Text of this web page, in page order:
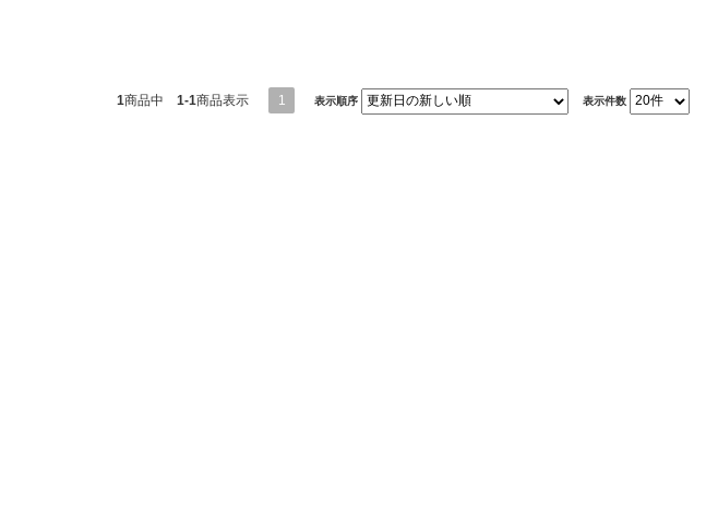
1商品中 1-1商品表示 1 表示順序 表示件数